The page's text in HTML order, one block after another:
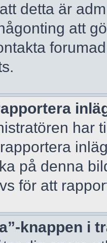
detta är
att
har
på denna
för att
knappen i